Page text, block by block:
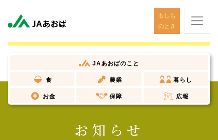
もしも
のとき
JAあおばのこと
食 農業 暮らし
お金 保障 広報
お知らせ